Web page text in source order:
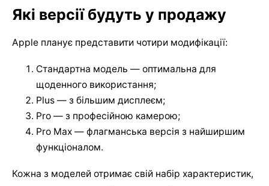
Які версії будуть у продажу
Apple планує представити чотири модифікації:
Стандартна модель — оптимальна для
щоденного використання;
Plus — з більшим дисплеєм;
Pro — з професійною камерою;
Pro Max — флагманська версія з найширшим
функціоналом.
Кожна з моделей отримає свій набір характеристик,